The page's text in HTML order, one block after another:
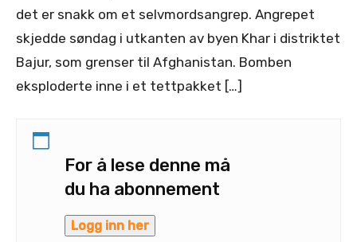
det er snakk om et selvmordsangrep. Angrepet
skjedde søndag i utkanten av byen Khar i distriktet
Bajur, som grenser til Afghanistan. Bomben
eksploderte inne i et tettpakket […]
For å lese denne må
du ha abonnement
Logg inn her